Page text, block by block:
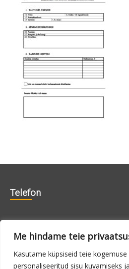
Me hindame teie
Kasutame küpsiseid teie
personaliseeritud sisu kuvamiseks
Telefon
715 0180